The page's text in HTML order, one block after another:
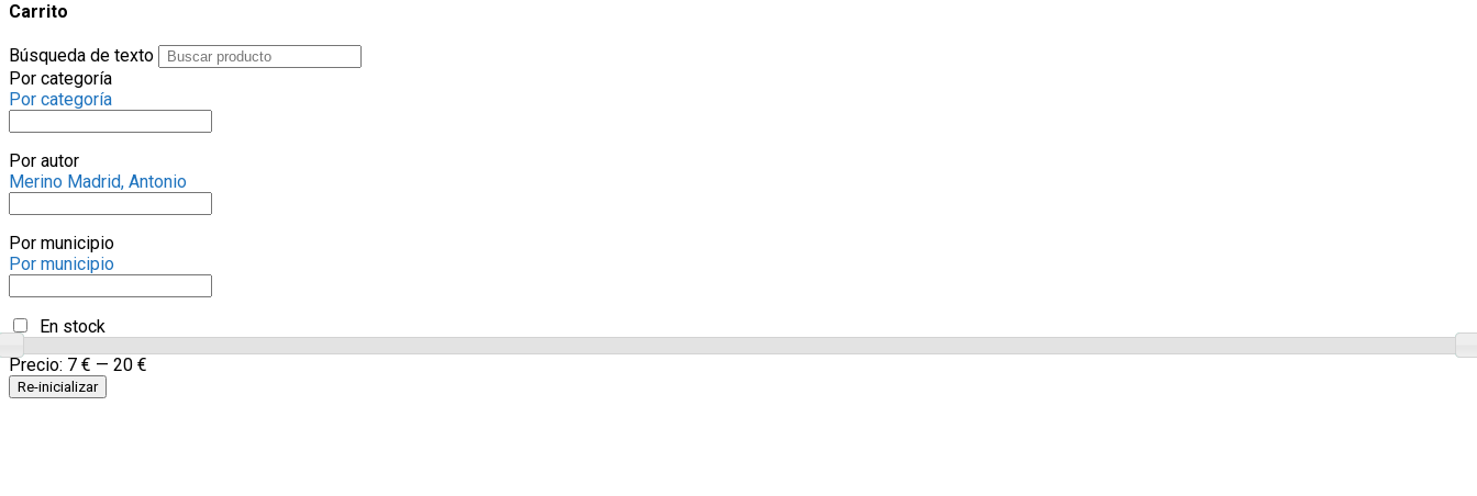
Carrito
Búsqueda de texto
Por categoría
Por categoría
Por autor
Merino Madrid, Antonio
Por municipio
Por municipio
En stock
Precio: 7 € — 20 €
Re-inicializar